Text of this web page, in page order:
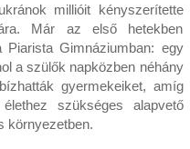
millióit kényszerítette
Már az első hetekben
Piarista Gimnáziumban: egy
a szülők napközben néhány
gyermekeiket, amíg
szükséges alapvető
környezetben.